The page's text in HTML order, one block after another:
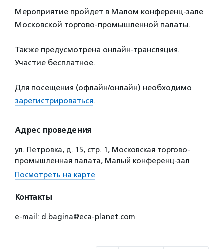
Мероприятие пройдет в Малом конференц-зале
Московской торгово-промышленной палаты.
Также предусмотрена онлайн-трансляция.
Участие бесплатное.
Для посещения (офлайн/онлайн) необходимо
зарегистрироваться.
Адрес проведения
ул. Петровка, д. 15, стр. 1, Московская торгово-
промышленная палата, Малый конференц-зал
Посмотреть на карте
Контакты
е-mail: d.bagina@eca-planet.com